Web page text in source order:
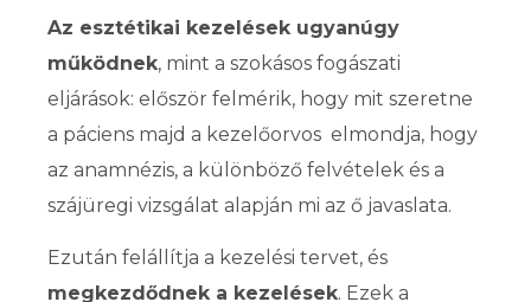
Az esztétikai kezelések ugyanúgy
működnek, mint a szokásos fogászati
eljárások: először felmérik, hogy mit szeretne
a páciens majd a kezelőorvos elmondja, hogy
az anamnézis, a különböző felvételek és a
szájüregi vizsgálat alapján mi az ő javaslata.
Ezután felállítja a kezelési tervet, és
megkezdődnek a kezelések. Ezek a